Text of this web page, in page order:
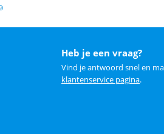
Heb je een vraag?
Vind je antwoord snel en
klantenservice pagina.